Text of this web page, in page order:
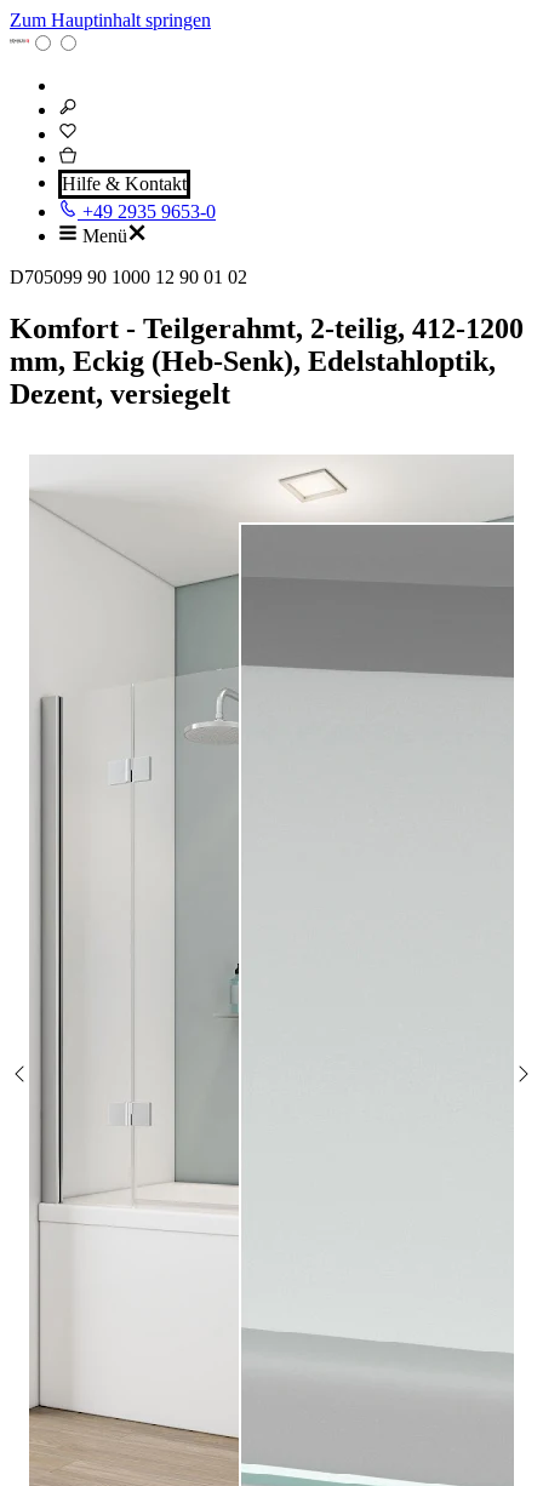
Zum Hauptinhalt springen
Hilfe & Kontakt
+49 2935 9653-0
Menü
D705099 90 1000 12 90 01 02
Komfort - Teilgerahmt, 2-teilig, 412-1200
mm, Eckig (Heb-Senk), Edelstahloptik,
Dezent, versiegelt